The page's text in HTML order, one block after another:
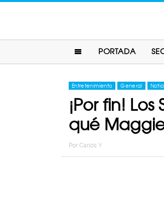
PORTADA
Entretenimiento General
¡Por fin!
qué
Por Carlos Y